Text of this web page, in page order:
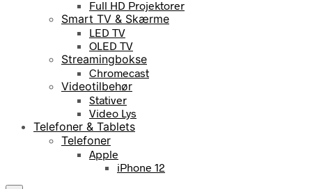
Full HD Projektorer
Smart TV & Skærme
LED TV
OLED TV
Streamingbokse
Chromecast
Videotilbehør
Stativer
Video Lys
Telefoner & Tablets
Telefoner
Apple
iPhone 12